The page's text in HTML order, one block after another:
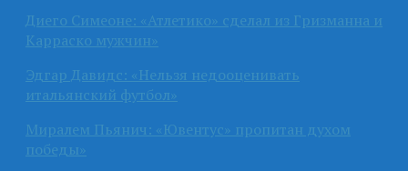
Диего Симеоне: «Атлетико» сделал из Гризманна и
Карраско мужчин»
Эдгар Давидс: «Нельзя недооценивать
итальянский футбол»
Миралем Пьянич: «Ювентус» пропитан духом
победы»